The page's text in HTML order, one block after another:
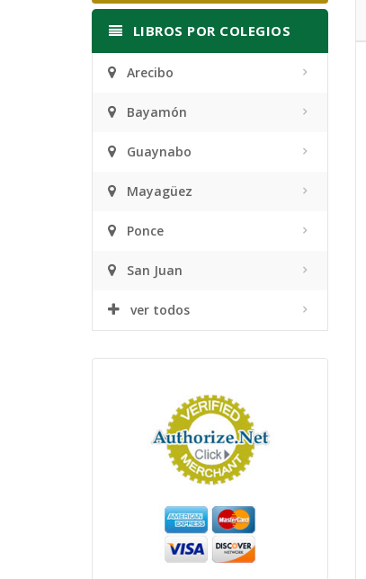
LIBROS POR COLEGIOS
Arecibo
Bayamón
Guaynabo
Mayagüez
Ponce
San Juan
ver todos